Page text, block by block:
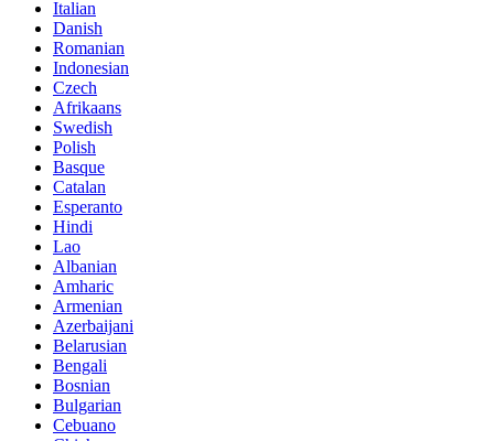
Italian
Danish
Romanian
Indonesian
Czech
Afrikaans
Swedish
Polish
Basque
Catalan
Esperanto
Hindi
Lao
Albanian
Amharic
Armenian
Azerbaijani
Belarusian
Bengali
Bosnian
Bulgarian
Cebuano